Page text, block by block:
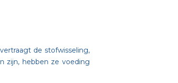
de stofwisseling,
zijn, hebben ze voeding